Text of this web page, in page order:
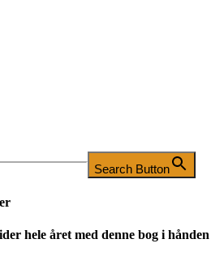
Search Button
hele året med denne bog i hånden